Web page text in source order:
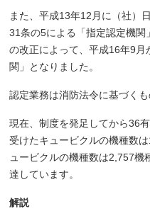
また、平成13年12月に（社）
31条の5による「指定認定機関
の改正によって、平成16年9
関」となりました。
認定業務は消防法令に基づくも
現在、制度を発足してから36
受けたキュービクルの機種数
ュービクルの機種数は2,757機
達しています。
解説